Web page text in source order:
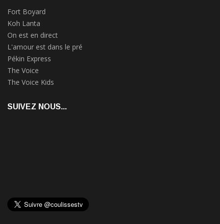
Fort Boyard
Koh Lanta
On est en direct
L'amour est dans le pré
Pékin Express
The Voice
The Voice Kids
SUIVEZ NOUS...